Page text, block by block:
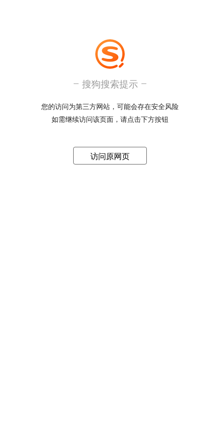
搜狗搜索提示
您的访问为第三方网站，可能会存在安全风险
如需继续访问该页面，请点击下方按钮
访问原网页